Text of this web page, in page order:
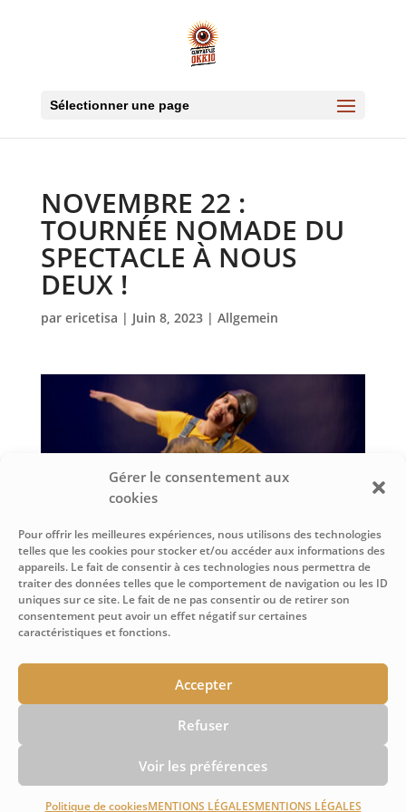
Gérer le consentement aux
cookies
Pour offrir les meilleures expériences, nous utilisons des technologies
telles que les cookies pour stocker et/ou accéder aux informations des
appareils. Le fait de consentir à ces technologies nous permettra de
traiter des données telles que le comportement de navigation ou les ID
uniques sur ce site. Le fait de ne pas consentir ou de retirer son
consentement peut avoir un effet négatif sur certaines
caractéristiques et fonctions.
Accepter
Refuser
Voir les préférences
Politique de cookiesMENTIONS LÉGALESMENTIONS LÉGALES
Sélectionner une page
NOVEMBRE 22 :
TOURNÉE NOMADE DU
SPECTACLE À NOUS
DEUX !
par ericetisa | Juin 8, 2023| Allgemein
va voyager de village en village du Comtat